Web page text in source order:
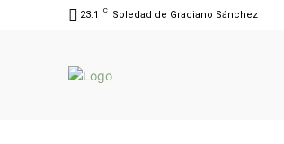
23.1 C Soledad de Graciano Sánchez